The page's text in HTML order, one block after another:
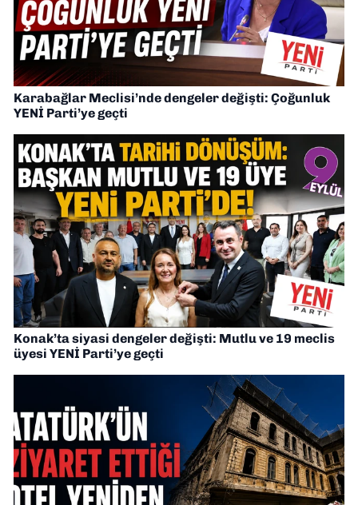
Karabağlar Meclisi’nde dengeler değişti: Çoğunluk
YENİ Parti’ye geçti
Konak’ta siyasi dengeler değişti: Mutlu ve 19 meclis
üyesi YENİ Parti’ye geçti